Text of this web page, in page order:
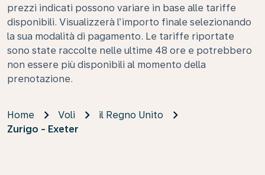
prezzi indicati possono variare in base alle tariffe
disponibili. Visualizzerà l’importo finale selezionando
la sua modalità di pagamento. Le tariffe riportate
sono state raccolte nelle ultime 48 ore e potrebbero
non essere più disponibili al momento della
prenotazione.
Home Voli
il Regno Unito
Zurigo - Exeter